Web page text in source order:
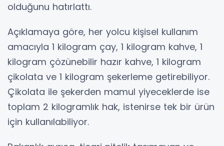
olduğunu hatırlattı.
Açıklamaya göre, her yolcu kişisel kullanım
amacıyla 1 kilogram çay, 1 kilogram kahve, 1
kilogram çözünebilir hazır kahve, 1 kilogram
çikolata ve 1 kilogram şekerleme getirebiliyor.
Çikolata ile şekerden mamul yiyeceklerde ise
toplam 2 kilogramlık hak, istenirse tek bir ürün
için kullanılabiliyor.